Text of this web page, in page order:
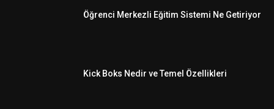
Öğrenci Merkezli Eğitim Sistemi Ne Getiriyor
Kick Boks Nedir ve Temel Özellikleri